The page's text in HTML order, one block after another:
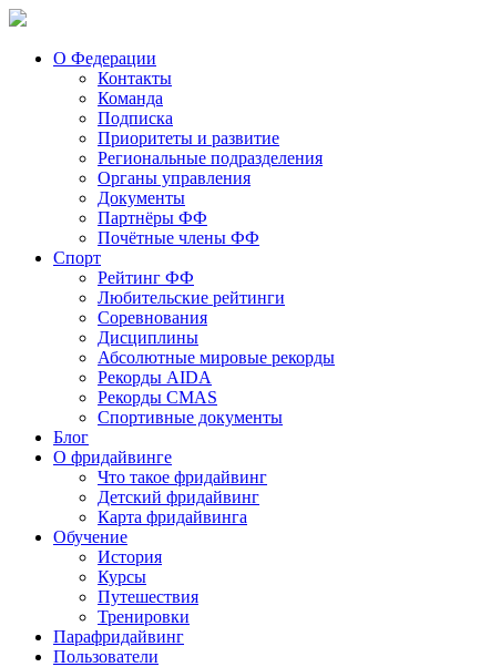
О Федерации
Контакты
Команда
Подписка
Приоритеты и развитие
Региональные подразделения
Органы управления
Документы
Партнёры ФФ
Почётные члены ФФ
Спорт
Рейтинг ФФ
Любительские рейтинги
Соревнования
Дисциплины
Абсолютные мировые рекорды
Рекорды AIDA
Рекорды CMAS
Спортивные документы
Блог
О фридайвинге
Что такое фридайвинг
Детский фридайвинг
Карта фридайвинга
Обучение
История
Курсы
Путешествия
Тренировки
Парафридайвинг
Пользователи